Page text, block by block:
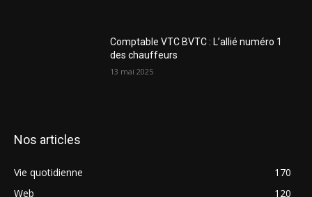
Comptable VTC BVTC : L’allié numéro 1
des chauffeurs
13 mai 2025
Nos articles
Vie quotidienne
170
Web
120